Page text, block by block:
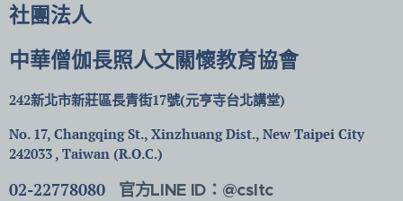
社團法人
中華僧伽長照人文關懷教育協會
242新北市新莊區長青街17號(元亨寺台北講堂)
No. 17, Changqing St., Xinzhuang Dist., New Taipei City
242033 , Taiwan (R.O.C.)
02-22778080 官方LINE ID：@csltc